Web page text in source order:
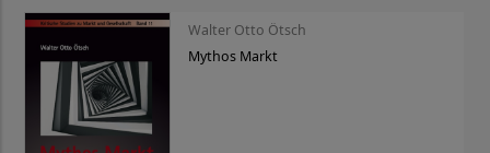
Walter Otto Ötsch
Mythos Markt